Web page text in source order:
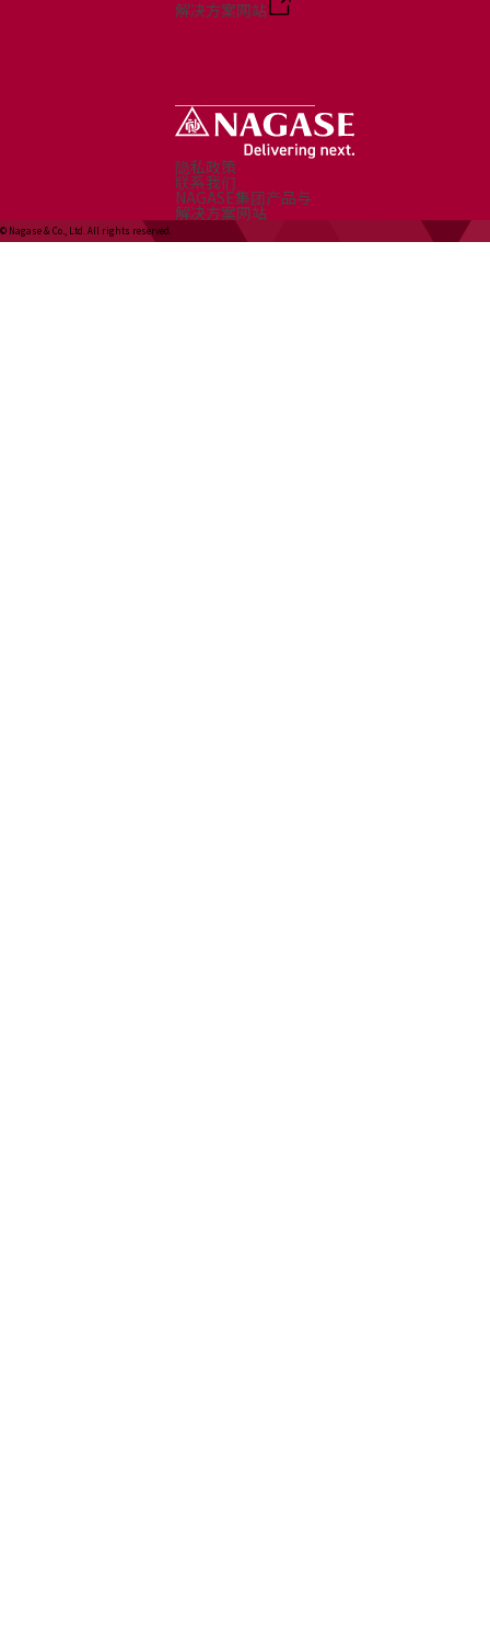
解决方案网站
隐私政策
联系我们
NAGASE集团产品与
解决方案网站
© Nagase & Co., Ltd. All rights reserved.